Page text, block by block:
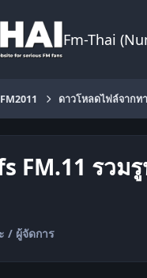
Fm-Thai
FM2011 ดาวโหลดไฟล์จากท
FM.11 รวม
/ ผู้จัดการ